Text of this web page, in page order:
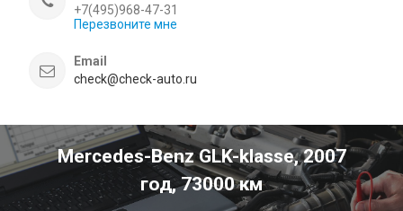
+7(495)968-47-31
Перезвоните мне
Email
check@check-auto.ru
Mercedes-Benz GLK-klasse, 2007
год, 73000 км